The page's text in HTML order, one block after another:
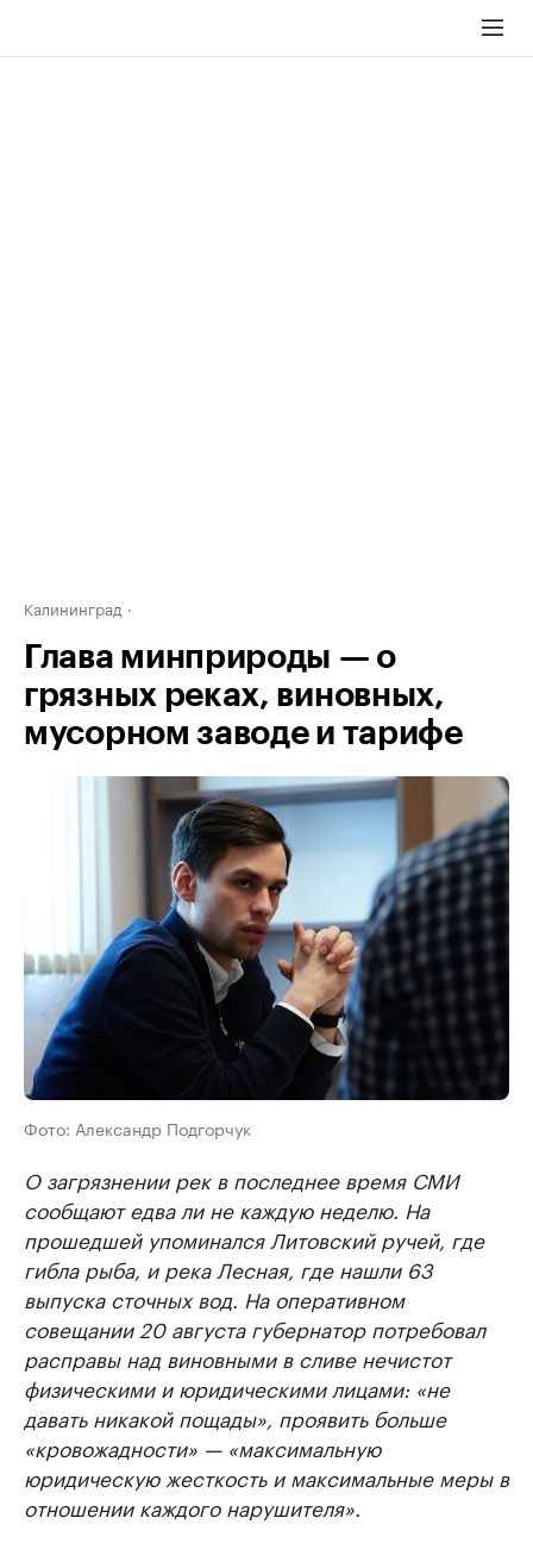
Калининград
Глава минприроды — о
грязных реках, виновных,
мусорном заводе и тарифе
Фото: Александр Подгорчук
О загрязнении рек в последнее время СМИ
сообщают едва ли не каждую неделю. На
прошедшей упоминался Литовский ручей, где
гибла рыба, и река Лесная, где нашли 63
выпуска сточных вод. На оперативном
совещании 20 августа губернатор потребовал
расправы над виновными в сливе нечистот
физическими и юридическими лицами: «не
давать никакой пощады», проявить больше
«кровожадности» — «максимальную
юридическую жесткость и максимальные меры в
отношении каждого нарушителя».